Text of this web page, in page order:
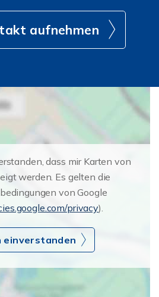
aufnehmen
dass mir Karten von
werden. Es gelten die
von Google
privacy).
einverstanden